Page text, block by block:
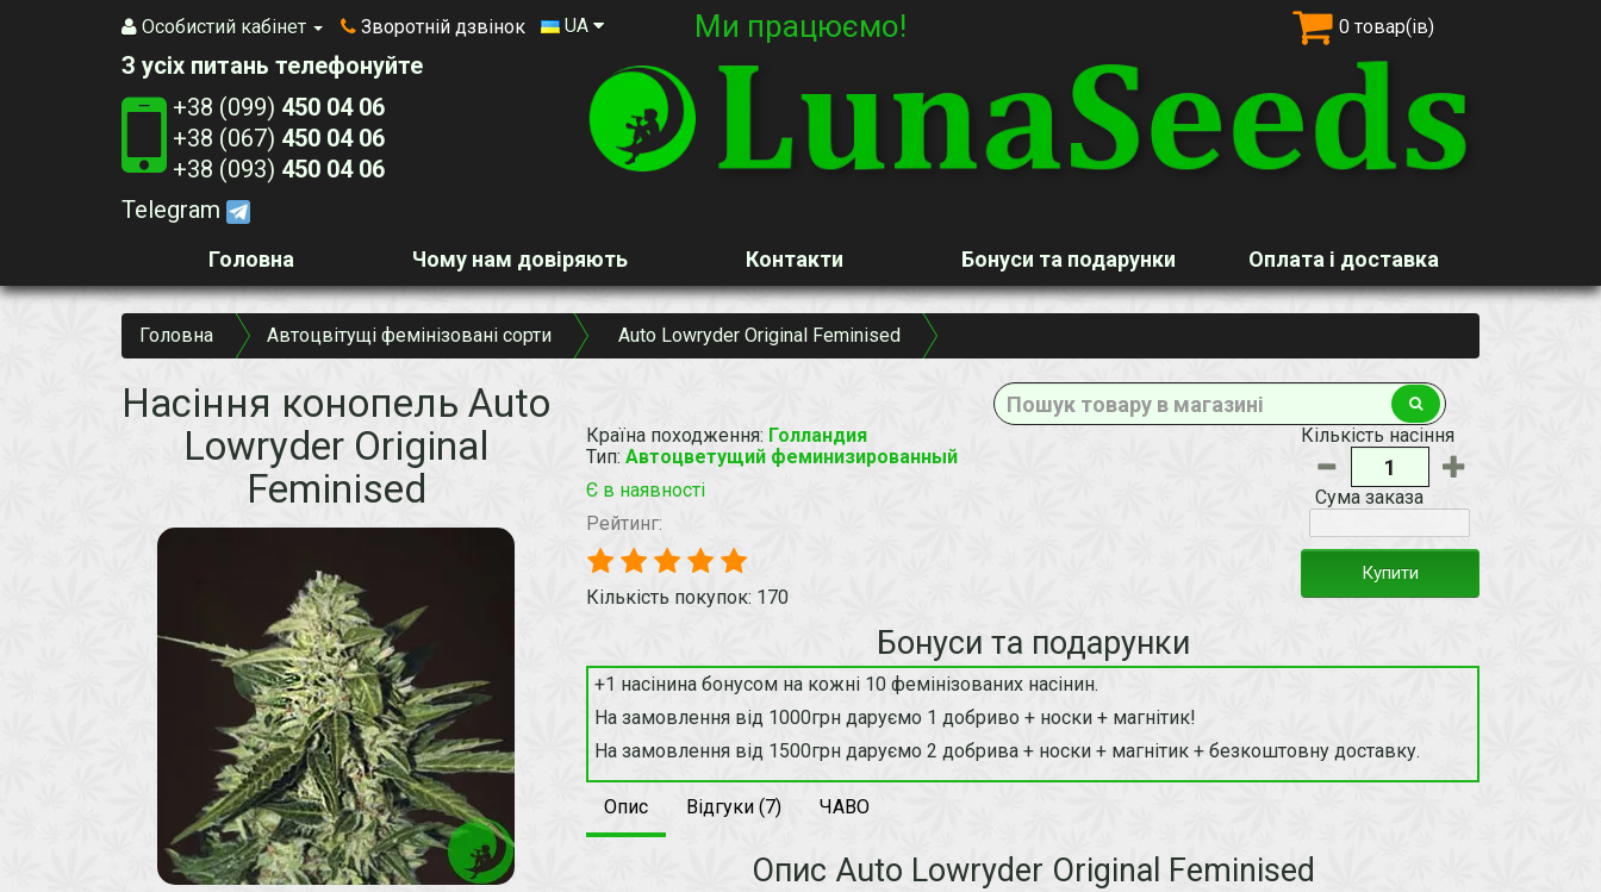
Особистий кабінет Зворотній дзвінок 0 товар(ів)
UA Ми працюємо!
З усіх питань телефонуйте
+38 (099) 450 04 06
+38 (067) 450 04 06
+38 (093) 450 04 06
Telegram
Головна Чому нам довіряють Контакти Бонуси та подарунки Оплата і доставка
Головна Автоцвітущі фемінізовані сорти Auto Lowryder Original Feminised
Насіння конопель Auto
Lowryder Original
Feminised
Країна походження: Голландия
Тип: Автоцветущий феминизированный
Є в наявності
Рейтинг:
Кількість покупок: 170
Кількість насіння
Сума заказа
Купити
Бонуси та подарунки
+1 насінина бонусом на кожні 10 фемінізованих насінин.
На замовлення від 1000грн даруємо 1 добриво + носки + магнітик!
На замовлення від 1500грн даруємо 2 добрива + носки + магнітик + безкоштовну доставку.
Опис Відгуки (7) ЧАВО
Опис Auto Lowryder Original Feminised